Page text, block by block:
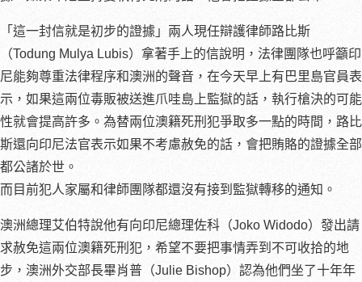
「這一封信就是初步的證據」兩人現任辯護律師路比斯
（Todung Mulya Lubis）拿著手上的信說明，法律團隊也呼籲印
尼能夠尊重法律程序和澳洲的聲音，在今天早上有巴里島官員表
示，如果這兩位毒販被送進爪哇島上監獄的話，執行槍決的可能
性就會提高許多。為替兩位澳籍死刑犯爭取多一點的時間，路比
斯還向印尼法官表示如果不考慮赦免的話，會把賄賂的證據全部
都公諸於世。
而目前犯人家屬和律師團隊都還沒有接到監獄轉移的通知。
澳洲總理艾伯特說他有向印尼總理佐科（Joko Widodo）發出請
求赦免這兩位澳籍死刑犯，希望不要把事情弄到不可收拾的地
步，澳洲外交部長畢肖普（Julie Bishop）認為他們坐了十年年